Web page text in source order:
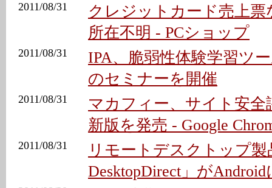
2011/08/31
クレジットカード売上票
所在不明 - PCショップ
2011/08/31
IPA、脆弱性体験学習ツ
のセミナーを開催
2011/08/31
マカフィー、サイト安全
新版を発売 - Google
2011/08/31
リモートデスクトップ製
DesktopDirect」がAndroid